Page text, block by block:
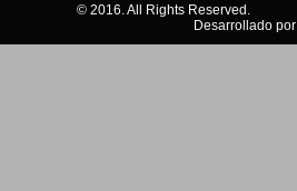
© 2016. All Rights Reserved.
Desarrollado por